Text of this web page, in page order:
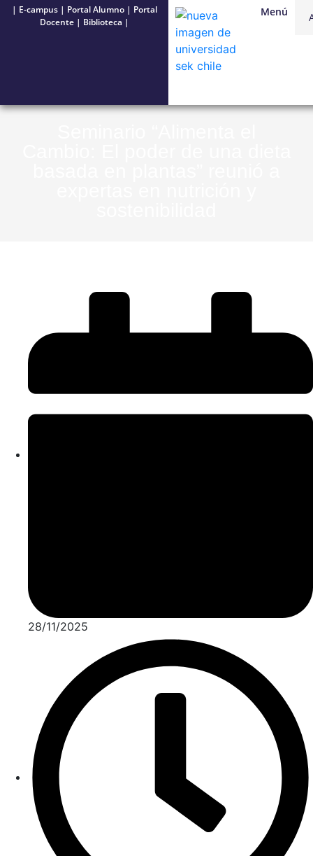
| E-campus| Portal Alumno| Portal
Docente| Biblioteca |
Menú
28/11/2025